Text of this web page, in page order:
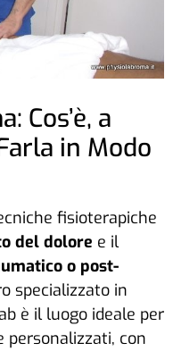
Cos’è, a
in Modo
fisioterapiche
del dolore e il
o post-
specializzato in
è il luogo ideale per
con